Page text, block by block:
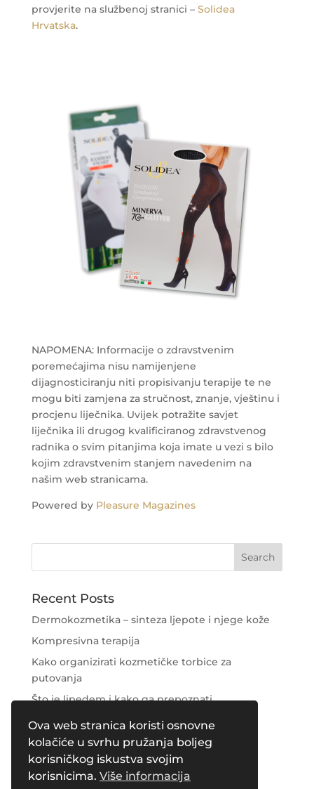
Ova web stranica koristi osnovne
kolačiće u svrhu pružanja boljeg
korisničkog iskustva svojim
korisnicima. Više informacija
provjerite na službenoj stranici – Solidea
Hrvatska.
NAPOMENA: Informacije o zdravstvenim
poremećajima nisu namijenjene
dijagnosticiranju niti propisivanju terapije te ne
mogu biti zamjena za stručnost, znanje, vještinu i
procjenu liječnika. Uvijek potražite savjet
liječnika ili drugog kvalificiranog zdravstvenog
radnika o svim pitanjima koja imate u vezi s bilo
kojim zdravstvenim stanjem navedenim na
našim web stranicama.
Powered by Pleasure Magazines
Recent Posts
Dermokozmetika – sinteza ljepote i njege kože
Kompresivna terapija
Kako organizirati kozmetičke torbice za
putovanja
Što je lipedem i kako ga prepoznati
Njega područja oko očiju
Recent Comments